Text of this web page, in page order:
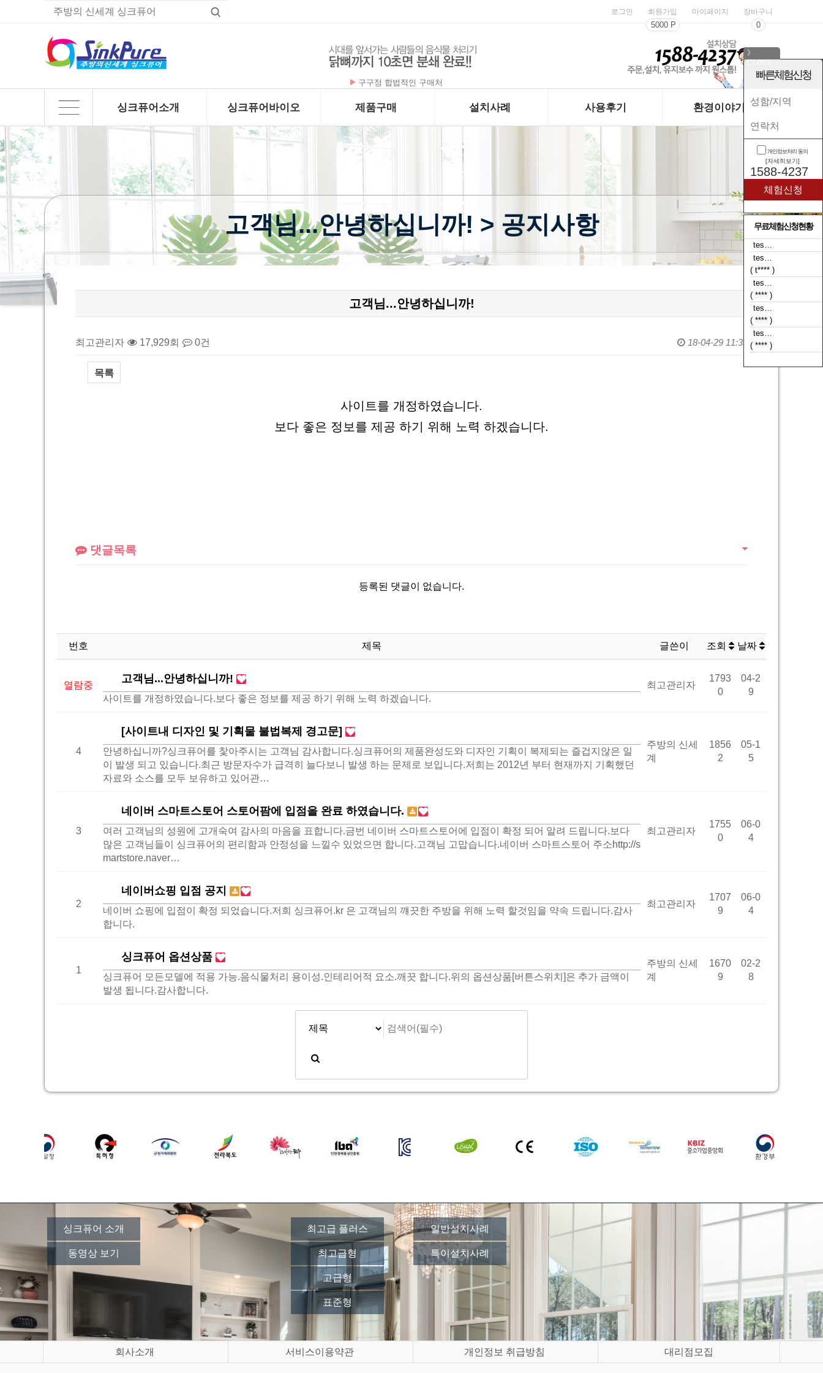
로그인 회원가입
5000 P
마이페이지 장바구니
0
플라케닐 - 하이드록시클로로퀸 200mg x …
싱크퓨어소개 싱크퓨어바이오
제품구매
하위분류
설치사례
하위분류
사용후기 환경이야기
고객님...안녕하십니까! > 공지사항
고객님...안녕하십니까!
최고관리자 17,929회 0건 18-04-29 11:39
목록
사이트를 개정하였습니다.
보다 좋은 정보를 제공 하기 위해 노력 하겠습니다.
댓글목록
등록된 댓글이 없습니다.
번호 제목 글쓴이 조회 날짜
열람중
고객님...안녕하십니까!
사이트를 개정하였습니다.보다 좋은 정보를 제공 하기 위해 노력 하겠습니다.
최고관리자
1793
0
04-2
9
4
[사이트내 디자인 및 기획물 불법복제 경고문]
안녕하십니까?싱크퓨어를 찿아주시는 고객님 감사합니다.싱크퓨어의 제품완성도와 디자인 기획이 복제되는 즐겁지않은 일
이 발생 되고 있습니다.최근 방문자수가 급격히 늘다보니 발생 하는 문제로 보입니다.저희는 2012년 부터 현재까지 기획했던
자료와 소스를 모두 보유하고 있어관…
주방의 신세
계
1856
2
05-1
5
3
네이버 스마트스토어 스토어팜에 입점을 완료 하였습니다.
여러 고객님의 성원에 고개숙여 감사의 마음을 표합니다.금번 네이버 스마트스토어에 입점이 확정 되어 알려 드립니다.보다
많은 고객님들이 싱크퓨어의 편리함과 안정성을 느낄수 있었으면 합니다.고객님 고맙습니다.네이버 스마트스토어 주소http://s
martstore.naver…
최고관리자
1755
0
06-0
4
2
네이버쇼핑 입점 공지
네이버 쇼핑에 입점이 확정 되었습니다.저희 싱크퓨어.kr 은 고객님의 꺠끗한 주방을 위해 노력 할것임을 약속 드립니다.감사
합니다.
최고관리자
1707
9
06-0
4
1
싱크퓨어 옵션상품
싱크퓨어 모든모델에 적용 가능.음식물처리 용이성.인테리어적 요소.깨끗 합니다.위의 옵션상품[버튼스위치]은 추가 금액이
발생 됩니다.감사합니다.
주방의 신세
계
1670
9
02-2
8
싱크퓨어 소개
동영상 보기
최고급 플러스
최고급형
고급형
표준형
일반설치사례
특이설치사례
회사소개 서비스이용약관 개인정보 취급방침 대리점모집
》
빠른체험신청
개인정보처리 동의
[자세히보기]
1588-4237
무료체험신청현황
tes…
( t**** )
tes…
( **** )
tes…
( **** )
tes…
( **** )
tes…